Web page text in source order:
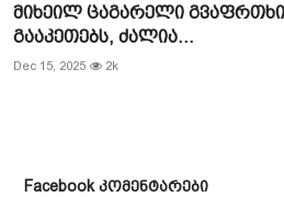
მიხეილ ცაგარელი
გააკეთებს, ძალია...
Dec 15, 2025 2k
Facebook კომენტარები